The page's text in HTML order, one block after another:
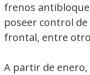
frenos
poseer control
frontal, entre
A partir de enero,